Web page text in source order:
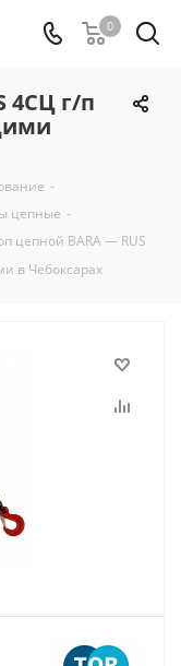
0
4СЦ г/п
-
цепные -
цепной BARA — RUS
в Чебоксарах